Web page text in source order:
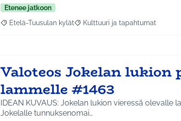
Etenee jatkoon
Rajaa tulokset aihepiirin mukaan: Etelä-Tuusulan kylät
Etelä-Tuusulan kylät Rajaa tulokset teeman mukaan:
Kulttuuri ja tapahtumat
Valoteos Jokelan lukion
lammelle #1463
IDEAN KUVAUS: Jokelan lukion vieressä olevalle
Jokelalle tunnuksenomai…